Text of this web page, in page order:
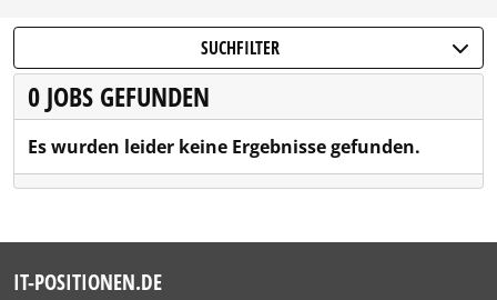
SUCHFILTER
0 JOBS GEFUNDEN
Es wurden leider keine Ergebnisse gefunden.
IT-POSITIONEN.DE